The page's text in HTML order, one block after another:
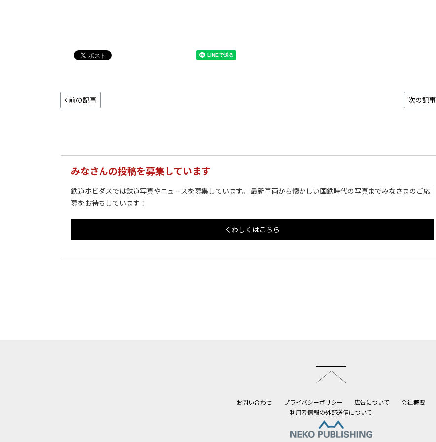
前の記事 次の記事
みなさんの投稿を募集しています
鉄道ホビダスでは鉄道写真やニュースを募集しています。 最新車両から懐かしい国鉄時代の写真までみなさまのご応
募をお待ちしています！
くわしくはこちら
お問い合わせ プライバシーポリシー 広告について
会社概要
利用者情報の外部送信について